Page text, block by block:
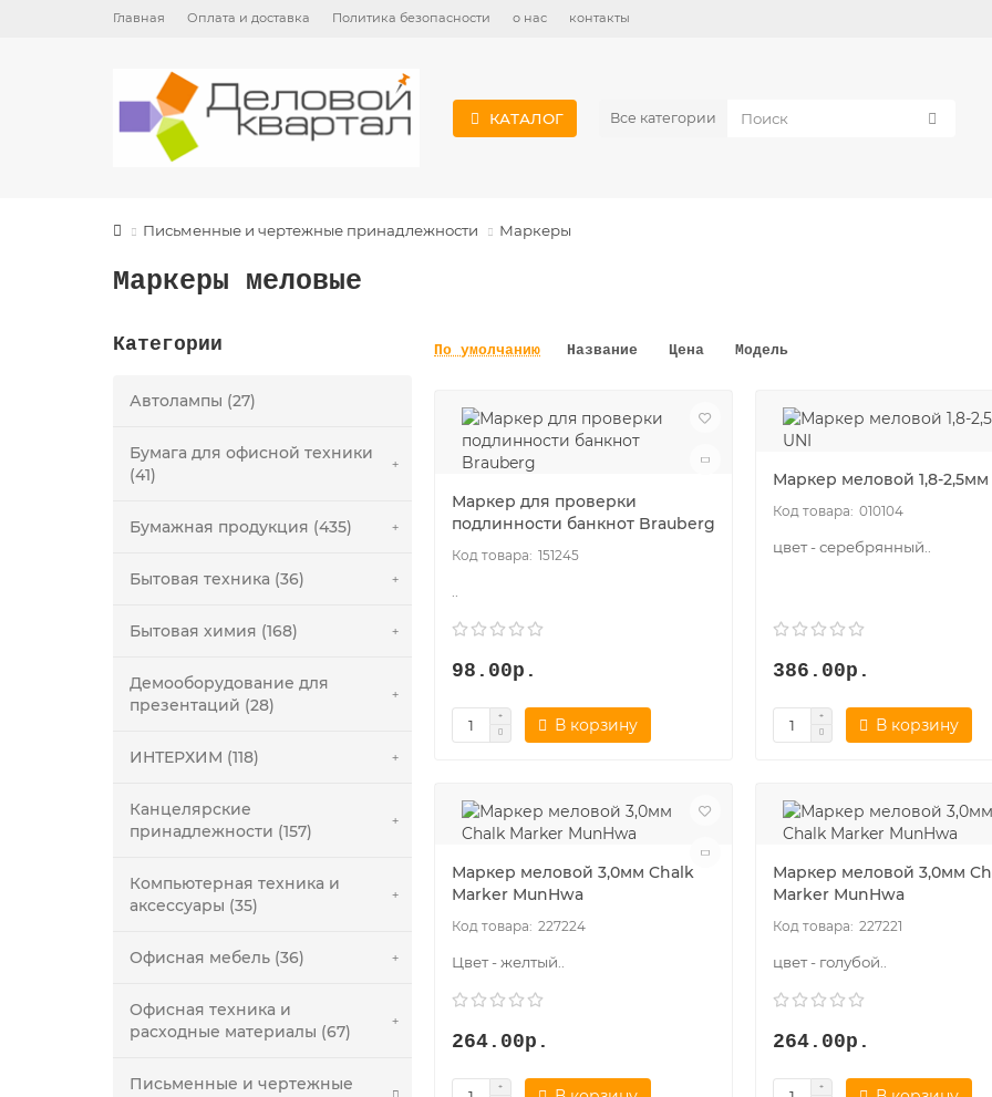
Главная Оплата и доставка Политика безопасности о нас контакты
КАТАЛОГ Все категории
Письменные и чертежные принадлежности Маркеры
Маркеры меловые
Категории
Автолампы (27)
Бумага для офисной техники
(41)
Бумажная продукция (435)
Бытовая техника (36)
Бытовая химия (168)
Демооборудование для
презентаций (28)
ИНТЕРХИМ (118)
Канцелярские
принадлежности (157)
Компьютерная техника и
аксессуары (35)
Офисная мебель (36)
Офисная техника и
расходные материалы (67)
Письменные и чертежные
По умолчанию Название Цена Модель
Маркер для проверки
подлинности банкнот Brauberg
151245
..
98.00р.
В корзину
Маркер меловой 1,8-2,5мм
010104
цвет - серебрянный..
386.00р.
В корзину
Маркер меловой 3,0мм Chalk
Marker MunHwa
227224
Цвет - желтый..
264.00р.
Маркер меловой 3,0мм
Marker MunHwa
227221
цвет - голубой..
264.00р.